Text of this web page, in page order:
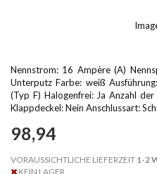
Nennstrom: 16 Ampère (A)
Unterputz Farbe: weiß
(Typ F) Halogenfrei: Ja Anzahl
Klappdeckel: Nein Anschlussart:
98,94
VORAUSSICHTLICHE LIEFERZEIT 1-2
KEIN LAGER